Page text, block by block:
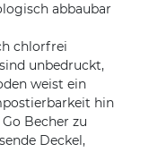
abbaubar
chlorfrei
unbedruckt,
weist ein
hin
Becher zu
Deckel,